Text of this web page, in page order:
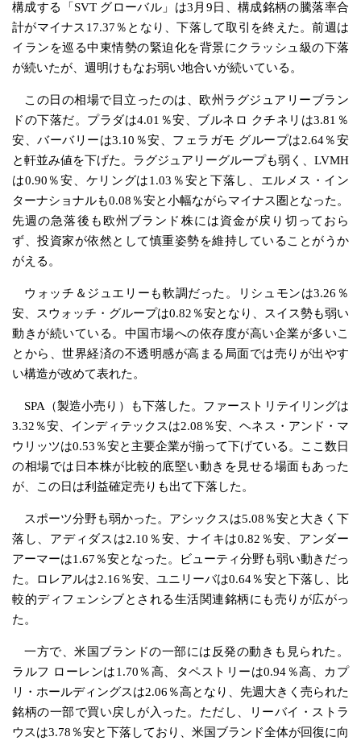
構成する「SVT グローバル」は3月9日、構成銘柄の騰落率合
計がマイナス17.37％となり、下落して取引を終えた。前週は
イランを巡る中東情勢の緊迫化を背景にクラッシュ級の下落
が続いたが、週明けもなお弱い地合いが続いている。
この日の相場で目立ったのは、欧州ラグジュアリーブラン
ドの下落だ。プラダは4.01％安、ブルネロ クチネリは3.81％
安、バーバリーは3.10％安、フェラガモ グループは2.64％安
と軒並み値を下げた。ラグジュアリーグループも弱く、LVMH
は0.90％安、ケリングは1.03％安と下落し、エルメス・イン
ターナショナルも0.08％安と小幅ながらマイナス圏となった。
先週の急落後も欧州ブランド株には資金が戻り切っておら
ず、投資家が依然として慎重姿勢を維持していることがうか
がえる。
ウォッチ＆ジュエリーも軟調だった。リシュモンは3.26％
安、スウォッチ・グループは0.82％安となり、スイス勢も弱い
動きが続いている。中国市場への依存度が高い企業が多いこ
とから、世界経済の不透明感が高まる局面では売りが出やす
い構造が改めて表れた。
SPA（製造小売り）も下落した。ファーストリテイリングは
3.32％安、インディテックスは2.08％安、ヘネス・アンド・マ
ウリッツは0.53％安と主要企業が揃って下げている。ここ数日
の相場では日本株が比較的底堅い動きを見せる場面もあった
が、この日は利益確定売りも出て下落した。
スポーツ分野も弱かった。アシックスは5.08％安と大きく下
落し、アディダスは2.10％安、ナイキは0.82％安、アンダー
アーマーは1.67％安となった。ビューティ分野も弱い動きだっ
た。ロレアルは2.16％安、ユニリーバは0.64％安と下落し、比
較的ディフェンシブとされる生活関連銘柄にも売りが広がっ
た。
一方で、米国ブランドの一部には反発の動きも見られた。
ラルフ ローレンは1.70％高、タペストリーは0.94％高、カプ
リ・ホールディングスは2.06％高となり、先週大きく売られた
銘柄の一部で買い戻しが入った。ただし、リーバイ・ストラ
ウスは3.78％安と下落しており、米国ブランド全体が回復に向